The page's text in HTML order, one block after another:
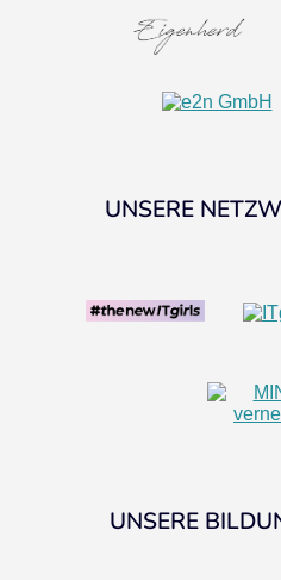
UNSERE
UNSERE